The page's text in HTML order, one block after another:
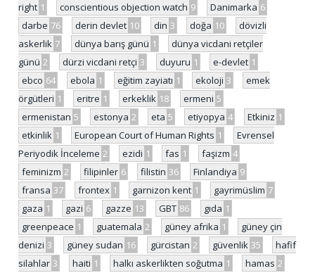
right 1 conscientious objection watch 9 Danimarka 6
darbe 76 derin devlet 10 din 3 doğa 10
dövizli
askerlik 7 dünya barış günü 1
dünya vicdani retçiler
günü 2 dürzi vicdani retçi 3 duyuru 1 e-devlet 1
ebco 64 ebola 1 eğitim zayiatı 1 ekoloji 3
emek
örgütleri 1 eritre 1 erkeklik 18 ermeni 5
ermenistan 5 estonya 2 eta 5 etiyopya 4 Etkiniz 1
etkinlik 1 European Court of Human Rights 1
Evrensel
Periyodik İnceleme 2 ezidi 1 fas 1 faşizm 4
feminizm 2 filipinler 6 filistin 36 Finlandiya 9
fransa 37 frontex 1 garnizon kent 1 gayrimüslim 7
gaza 1 gazi 6 gazze 13 GBT 86 gıda 1
greenpeace 1 guatemala 2 güney afrika 1
güney çin
denizi 3 güney sudan 16 gürcistan 2 güvenlik 35
hafif
silahlar 3 haiti 1 halkı askerlikten soğutma 1 hamas 2